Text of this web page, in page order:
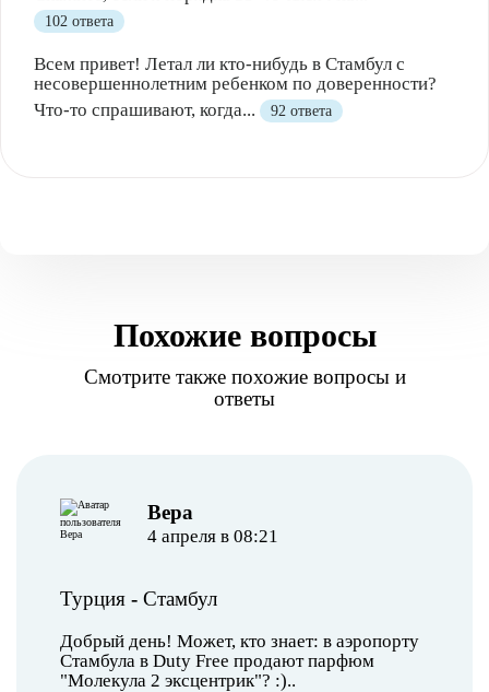
102 ответа
Всем привет! Летал ли кто-нибудь в Стамбул с
несовершеннолетним ребенком по доверенности?
Что-то спрашивают, когда...
92 ответа
Похожие вопросы
Смотрите также похожие вопросы и
ответы
Вера
4 апреля в 08:21
Турция - Стамбул
Добрый день! Может, кто знает: в аэропорту
Стамбула в Duty Free продают парфюм
"Молекула 2 эксцентрик"? :)..